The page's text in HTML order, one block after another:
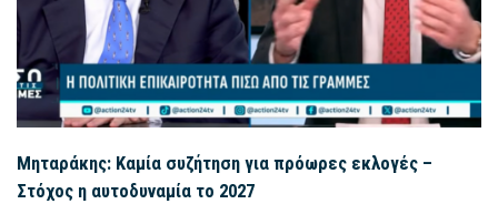
Μηταράκης: Καμία συζήτηση για πρόωρες εκλογές –
Στόχος η αυτοδυναμία το 2027